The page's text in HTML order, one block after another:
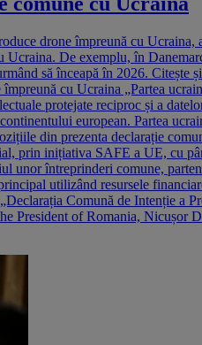
drone împreună cu
Ucraina. De exemplu, în
să înceapă în 2026.
cu Ucraina „Partea
protejate reciproc și a
european. Partea
din prezenta declarație
prin inițiativa SAFE a UE, cu
întreprinderi comune,
utilizând resursele
Comună de Intenție
President of Romania,